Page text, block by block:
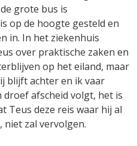
grote bus is
op de hoogte gesteld en
in. In het ziekenhuis
over praktische zaken en
op het eiland, maar
blijft achter en ik vaar
afscheid volgt, het is
Teus deze reis waar hij al
zal vervolgen.